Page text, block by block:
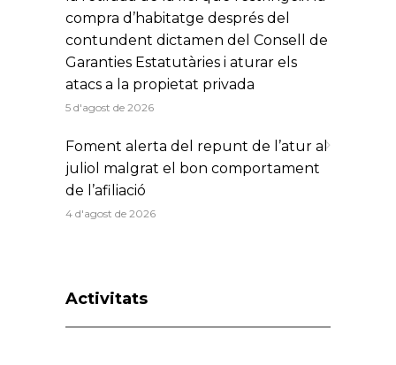
compra d’habitatge després del
contundent dictamen del Consell de
Garanties Estatutàries i aturar els
atacs a la propietat privada
5 d'agost de 2026
Foment alerta del repunt de l’atur al
juliol malgrat el bon comportament
de l’afiliació
4 d'agost de 2026
Activitats